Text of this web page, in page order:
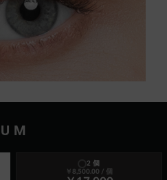
2 個
￥8,500.00 / 個